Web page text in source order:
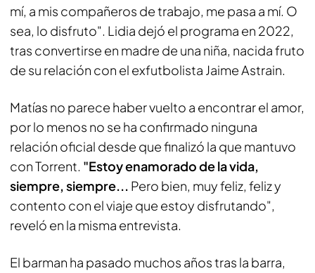
mí, a mis compañeros de trabajo, me pasa a mí. O
sea, lo disfruto". Lidia dejó el programa en 2022,
tras convertirse en madre de una niña, nacida fruto
de su relación con el exfutbolista Jaime Astrain.
Matías no parece haber vuelto a encontrar el amor,
por lo menos no se ha confirmado ninguna
relación oficial desde que finalizó la que mantuvo
con Torrent. "Estoy enamorado de la vida,
siempre, siempre... Pero bien, muy feliz, feliz y
contento con el viaje que estoy disfrutando",
reveló en la misma entrevista.
El barman ha pasado muchos años tras la barra,